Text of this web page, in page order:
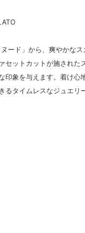
ード」から、爽やかな
ットカットが施された
象を与えます。着け
タイムレスなジュエリ